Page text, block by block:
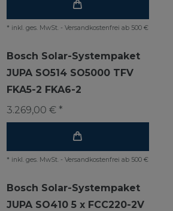
* inkl. ges. MwSt. - Versandkostenfrei ab 500 €
Bosch Solar-Systempaket
JUPA SO514 SO5000 TFV
FKA5-2 FKA6-2
3.269,00 € *
* inkl. ges. MwSt. - Versandkostenfrei ab 500 €
Bosch Solar-Systempaket
JUPA SO410 5 x FCC220-2V